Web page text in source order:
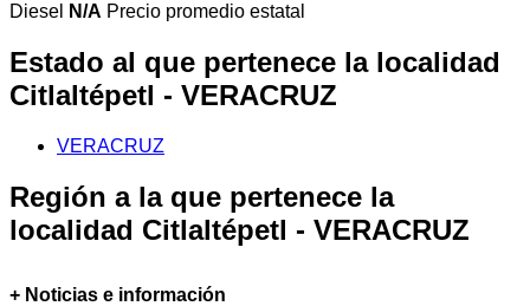
Diesel N/A Precio promedio estatal
Estado al que pertenece la localidad
Citlaltépetl - VERACRUZ
VERACRUZ
Región a la que pertenece la
localidad Citlaltépetl - VERACRUZ
+ Noticias e información